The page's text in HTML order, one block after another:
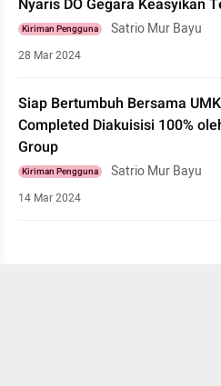
Nyaris DO Gegara Keasyikan
Kiriman Pengguna Satrio Mur Bayu
28 Mar 2024
Siap Bertumbuh Bersama
Completed Diakuisisi 100%
Group
Kiriman Pengguna Satrio Mur Bayu
14 Mar 2024